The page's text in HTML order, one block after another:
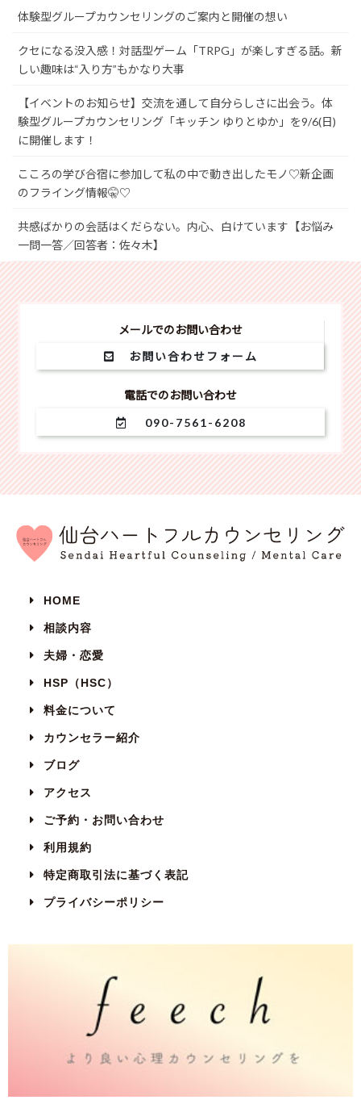
体験型グループカウンセリングのご案内と開催の想い
クセになる没入感！対話型ゲーム「TRPG」が楽しすぎる話。新
しい趣味は“入り方”もかなり大事
【イベントのお知らせ】交流を通して自分らしさに出会う。体
験型グループカウンセリング「キッチン ゆりとゆか」を9/6(日)
に開催します！
こころの学び合宿に参加して私の中で動き出したモノ♡新企画
のフライング情報🤫♡
共感ばかりの会話はくだらない。内心、白けています【お悩み
一問一答／回答者：佐々木】
メールでのお問い合わせ
お問い合わせフォーム
電話でのお問い合わせ
090-7561-6208
HOME
相談内容
夫婦・恋愛
HSP（HSC）
料金について
カウンセラー紹介
ブログ
アクセス
ご予約・お問い合わせ
利用規約
特定商取引法に基づく表記
プライバシーポリシー